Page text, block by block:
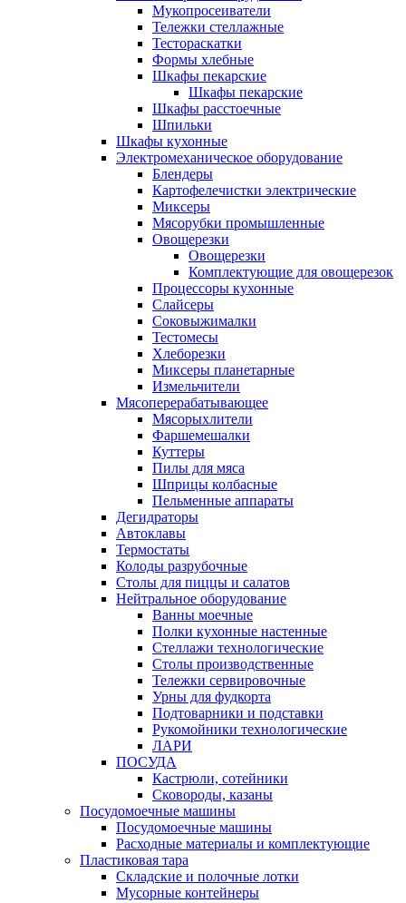
Мукопросеиватели
Тележки стеллажные
Тестораскатки
Формы хлебные
Шкафы пекарские
Шкафы пекарские
Шкафы расстоечные
Шпильки
Шкафы кухонные
Электромеханическое оборудование
Блендеры
Картофелечистки электрические
Миксеры
Мясорубки промышленные
Овощерезки
Овощерезки
Комплектующие для овощерезок
Процессоры кухонные
Слайсеры
Соковыжималки
Тестомесы
Хлеборезки
Миксеры планетарные
Измельчители
Мясоперерабатывающее
Мясорыхлители
Фаршемешалки
Куттеры
Пилы для мяса
Шприцы колбасные
Пельменные аппараты
Дегидраторы
Автоклавы
Термостаты
Колоды разрубочные
Столы для пиццы и салатов
Нейтральное оборудование
Ванны моечные
Полки кухонные настенные
Стеллажи технологические
Столы производственные
Тележки сервировочные
Урны для фудкорта
Подтоварники и подставки
Рукомойники технологические
ЛАРИ
ПОСУДА
Кастрюли, сотейники
Сковороды, казаны
Посудомоечные машины
Посудомоечные машины
Расходные материалы и комплектующие
Пластиковая тара
Складские и полочные лотки
Мусорные контейнеры